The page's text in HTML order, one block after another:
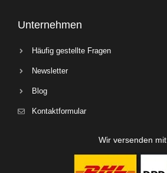
Unternehmen
Häufig gestellte Fragen
Newsletter
Blog
Kontaktformular
Wir versenden mit